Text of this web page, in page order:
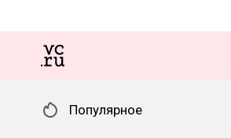
Популярное